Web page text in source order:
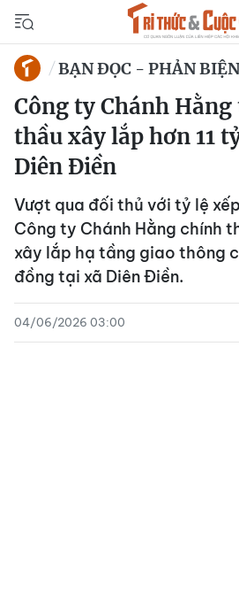
BẠN ĐỌC - PHẢN BIỆN
Công ty Chánh
thầu xây lắp hơn 11
Diên Điền
Vượt qua đối thủ với tỷ lệ
Công ty Chánh Hằng chính
xây lắp hạ tầng giao thông
đồng tại xã Diên Điền.
04/06/2026 03:00